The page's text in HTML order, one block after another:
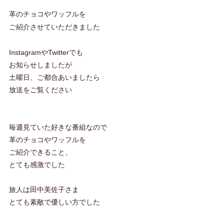
革のチョコやワッフルを
ご紹介させていただきました
InstagramやTwitterでも
お知らせしましたが
土曜日、ご都合あいましたら
放送をご覧ください
毎週見ていた好きな番組なので
革のチョコやワッフルを
ご紹介できること、
とても感激でした
旅人は田中美佐子さま
とても素敵で優しい方でした